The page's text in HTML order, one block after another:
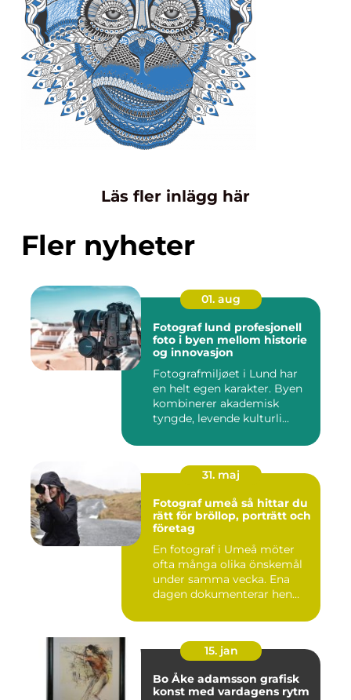
Läs fler inlägg här
Fler nyheter
01. aug
Fotograf lund profesjonell
foto i byen mellom historie
og innovasjon
Fotografmiljøet i Lund har
en helt egen karakter. Byen
kombinerer akademisk
tyngde, levende kulturli...
31. maj
Fotograf umeå så hittar du
rätt för bröllop, porträtt och
företag
En fotograf i Umeå möter
ofta många olika önskemål
under samma vecka. Ena
dagen dokumenterar hen
15. jan
Bo Åke adamsson grafisk
konst med vardagens rytm